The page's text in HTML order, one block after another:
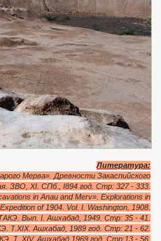
Литература:
Мерва». Древности Закаспийского
ЗВО, XI . СПб., I894 год. Стр: 327 - 333.
in Anau and Merv». Explorations in
of 1904. Vol. I. Washington, 1908.
Вып . I. Ашхабад , 1949. Стр: 35 - 41.
Т .XIX. Ашхабад , 1989 год . Cтр: 21 - 62.
Т ХIV. Ашхабад ,1969 год . Cтр:13 - 56.